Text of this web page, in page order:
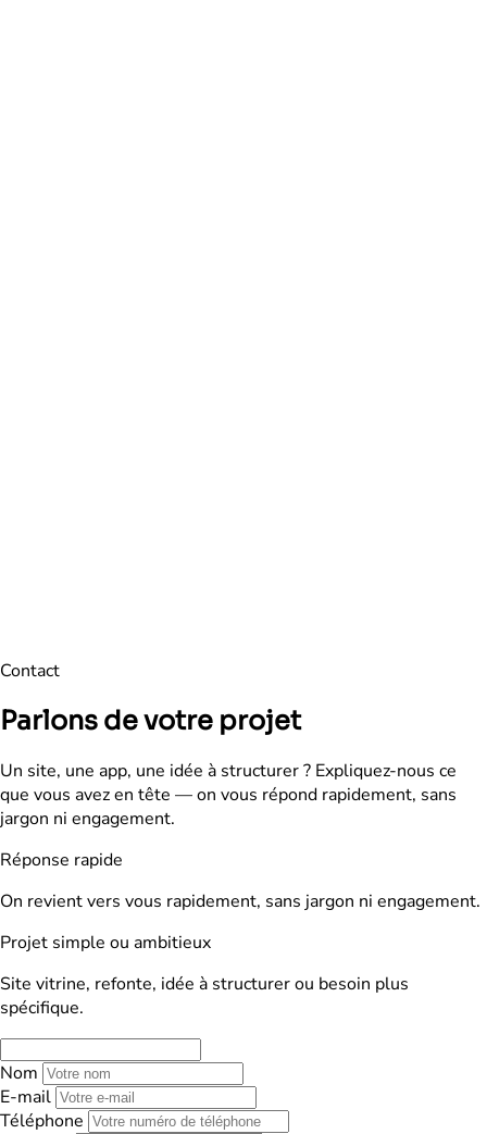
Contact
Parlons de votre projet
Un site, une app, une idée à structurer ? Expliquez-nous ce
que vous avez en tête — on vous répond rapidement, sans
jargon ni engagement.
Réponse rapide
On revient vers vous rapidement, sans jargon ni engagement.
Projet simple ou ambitieux
Site vitrine, refonte, idée à structurer ou besoin plus
spécifique.
Nom
E-mail
Téléphone